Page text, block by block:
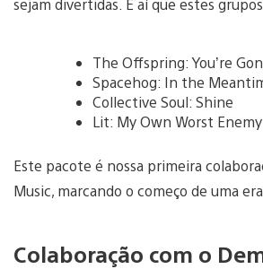
sejam divertidas. É aí que estes
The Offspring: You’re
Spacehog: In the
Collective Soul: Shine
Lit: My Own Worst Enemy
Este pacote é nossa primeira
Music, marcando o começo de uma era
Colaboração com o